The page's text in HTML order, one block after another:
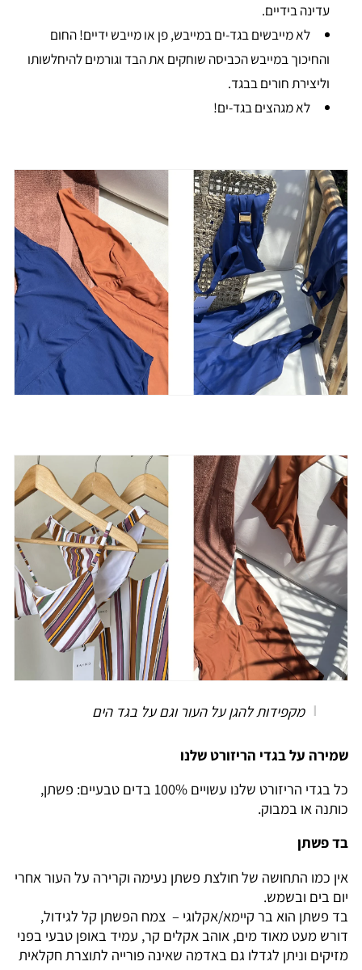
עדינה בידיים.
לא מייבשים בגד-ים במייבש, פן או מייבש ידיים! החום
והחיכוך במייבש הכביסה שוחקים את הבד וגורמים להיחלשותו
וליצירת חורים בבגד.
לא מגהצים בגד-ים!
מקפידות להגן על העור וגם על בגד הים
שמירה על בגדי הריזורט שלנו
כל בגדי הריזורט שלנו עשויים 100% בדים טבעיים: פשתן,
כותנה או במבוק.
בד פשתן
אין כמו התחושה של חולצת פשתן נעימה וקרירה על העור אחרי
יום בים ובשמש.
בד פשתן הוא בר קיימא/אקלוגי – צמח הפשתן קל לגידול,
דורש מעט מאוד מים, אוהב אקלים קר, עמיד באופן טבעי בפני
מזיקים וניתן לגדלו גם באדמה שאינה פורייה לתוצרת חקלאית